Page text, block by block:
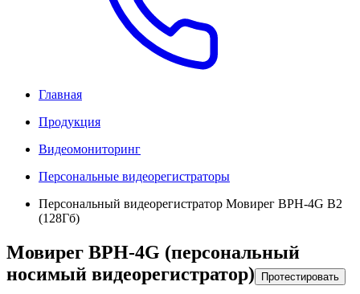
Главная
Продукция
Видеомониторинг
Персональные видеорегистраторы
Персональный видеорегистратор Мовирег ВРН-4G В2
(128Гб)
Мовирег ВРН-4G (персональный
носимый видеорегистратор)
Протестировать